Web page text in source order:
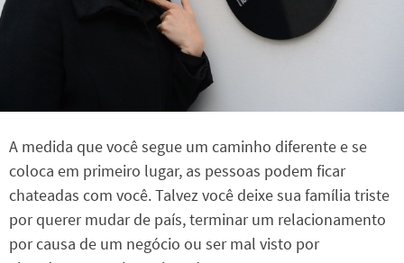
A medida que você segue um caminho diferente e se
coloca em primeiro lugar, as pessoas podem ficar
chateadas com você. Talvez você deixe sua família triste
por querer mudar de país, terminar um relacionamento
por causa de um negócio ou ser mal visto por